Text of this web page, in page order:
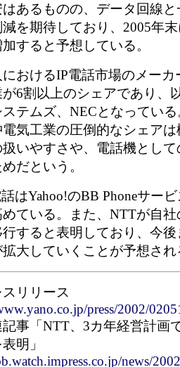
はあるものの、データ回線
減を期待しており、2005年
すると予想している。
おけるIP電話市場のメーカ
6割以上のシェアであり、
ステムズ、NECとなってい
電気工業の圧倒的なシェア
扱いやすさや、電話機とし
だという。
はYahoo!のBB Phoneサー
めている。また、NTTが自
すると表明しており、今
拡大していくことが予想され
スリリース
press/2002/
記事「NTT、3カ年経営計画
明」
news/